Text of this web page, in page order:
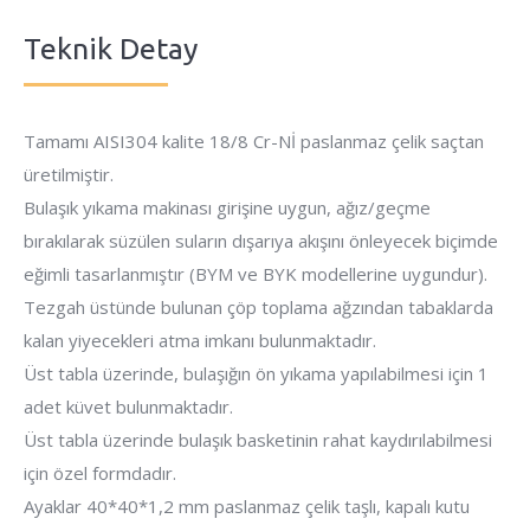
Teknik Detay
Tamamı AISI304 kalite 18/8 Cr-Nİ paslanmaz çelik saçtan
üretilmiştir.
Bulaşık yıkama makinası girişine uygun, ağız/geçme
bırakılarak süzülen suların dışarıya akışını önleyecek biçimde
eğimli tasarlanmıştır (BYM ve BYK modellerine uygundur).
Tezgah üstünde bulunan çöp toplama ağzından tabaklarda
kalan yiyecekleri atma imkanı bulunmaktadır.
Üst tabla üzerinde, bulaşığın ön yıkama yapılabilmesi için 1
adet küvet bulunmaktadır.
Üst tabla üzerinde bulaşık basketinin rahat kaydırılabilmesi
için özel formdadır.
Ayaklar 40*40*1,2 mm paslanmaz çelik taşlı, kapalı kutu